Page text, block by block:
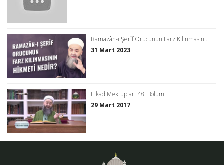
Ramazân-ı Şerîf Orucunun Farz Kılınmasın...
31 Mart 2023
İtikad Mektupları 48. Bölüm
29 Mart 2017